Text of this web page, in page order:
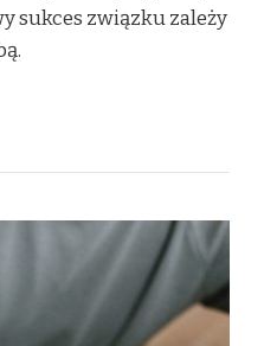
sukces związku zależy